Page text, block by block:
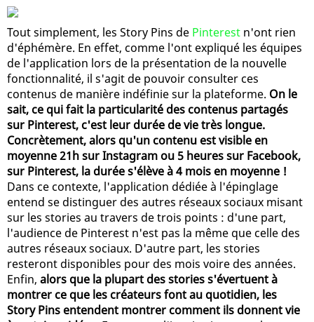
Tout simplement, les Story Pins de Pinterest n'ont rien
d'éphémère. En effet, comme l'ont expliqué les équipes
de l'application lors de la présentation de la nouvelle
fonctionnalité, il s'agit de pouvoir consulter ces
contenus de manière indéfinie sur la plateforme. On le
sait, ce qui fait la particularité des contenus partagés
sur Pinterest, c'est leur durée de vie très longue.
Concrètement, alors qu'un contenu est visible en
moyenne 21h sur Instagram ou 5 heures sur Facebook,
sur Pinterest, la durée s'élève à 4 mois en moyenne !
Dans ce contexte, l'application dédiée à l'épinglage
entend se distinguer des autres réseaux sociaux misant
sur les stories au travers de trois points : d'une part,
l'audience de Pinterest n'est pas la même que celle des
autres réseaux sociaux. D'autre part, les stories
resteront disponibles pour des mois voire des années.
Enfin, alors que la plupart des stories s'évertuent à
montrer ce que les créateurs font au quotidien, les
Story Pins entendent montrer comment ils donnent vie